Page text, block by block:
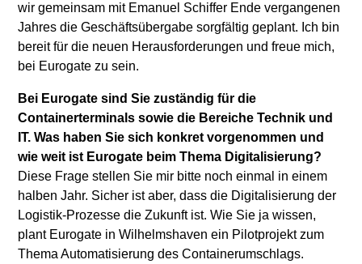
wir gemeinsam mit Emanuel Schiffer Ende vergangenen
Jahres die Geschäftsübergabe sorgfältig geplant. Ich bin
bereit für die neuen Herausforderungen und freue mich,
bei Eurogate zu sein.
Bei Eurogate sind Sie zuständig für die
Containerterminals sowie die Bereiche Technik und
IT. Was haben Sie sich konkret vorgenommen und
wie weit ist Eurogate beim Thema Digitalisierung?
Diese Frage stellen Sie mir bitte noch einmal in einem
halben Jahr. Sicher ist aber, dass die Digitalisierung der
Logistik-Prozesse die Zukunft ist. Wie Sie ja wissen,
plant Eurogate in Wilhelmshaven ein Pilotprojekt zum
Thema Automatisierung des Containerumschlags.